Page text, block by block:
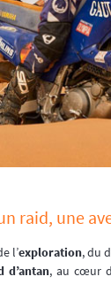
raid, une
l’exploration, du
d’antan, au cœur